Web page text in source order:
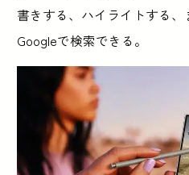
書きする、ハイライトする、
Googleで検索できる。